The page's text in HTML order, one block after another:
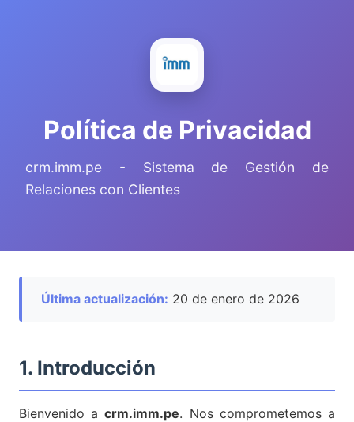
Política de Privacidad
crm.imm.pe - Sistema de Gestión de
Relaciones con Clientes
Última actualización: 20 de enero de 2026
1. Introducción
Bienvenido acrm.imm.pe. Nos comprometemos a